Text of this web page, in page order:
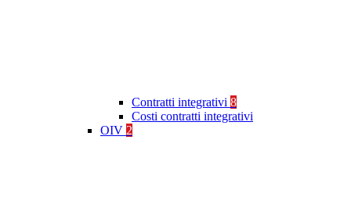
Contratti integrativi 8
Costi contratti integrativi
OIV 2